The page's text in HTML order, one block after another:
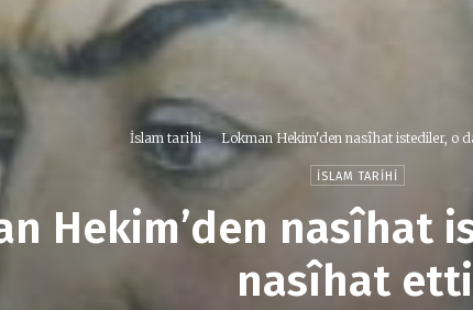
İslam tarihi Lokman Hekim'den nasîhat istediler, o
İSLAM TARIHI
Hekim’den nasîhat
nasîhat